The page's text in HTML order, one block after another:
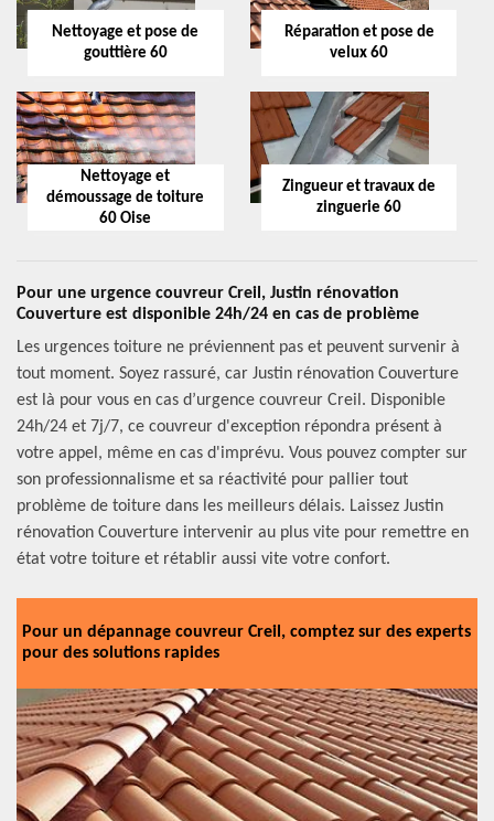
Nettoyage et pose de
gouttière 60
Réparation et pose de
velux 60
Nettoyage et
démoussage de toiture
60 Oise
Zingueur et travaux de
zinguerie 60
Pour une urgence couvreur Creil, Justin rénovation
Couverture est disponible 24h/24 en cas de problème
Les urgences toiture ne préviennent pas et peuvent survenir à
tout moment. Soyez rassuré, car Justin rénovation Couverture
est là pour vous en cas d’urgence couvreur Creil. Disponible
24h/24 et 7j/7, ce couvreur d'exception répondra présent à
votre appel, même en cas d'imprévu. Vous pouvez compter sur
son professionnalisme et sa réactivité pour pallier tout
problème de toiture dans les meilleurs délais. Laissez Justin
rénovation Couverture intervenir au plus vite pour remettre en
état votre toiture et rétablir aussi vite votre confort.
Pour un dépannage couvreur Creil, comptez sur des experts
pour des solutions rapides